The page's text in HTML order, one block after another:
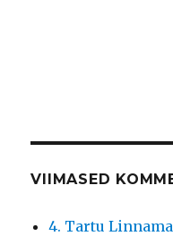
VIIMASED
4. Tartu